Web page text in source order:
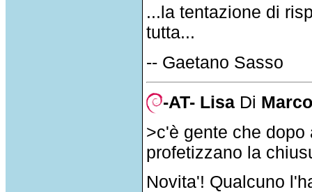
...la tentazione di
tutta...
-- Gaetano Sasso
-AT- Lisa Di
>c'è gente che
profetizzano la
Novita'! Qualcuno